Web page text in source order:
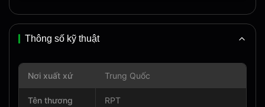
Thông số kỹ thuật
Nơi xuất xứ Trung Quốc
Tên thương
RPT